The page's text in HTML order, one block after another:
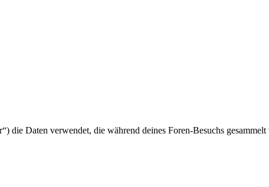
die Daten verwendet, die während deines Foren-Besuchs gesammelt